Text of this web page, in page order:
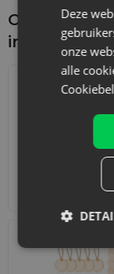
Ontdek wat
interesseren
Deze
onze
alle